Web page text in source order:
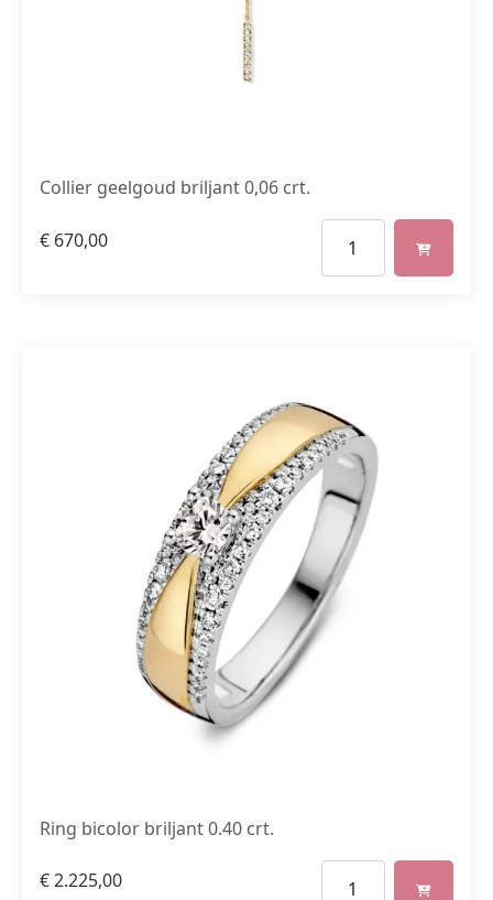
Collier geelgoud briljant 0,06 crt.
€ 670,00
Ring bicolor briljant 0.40 crt.
€2.225,00